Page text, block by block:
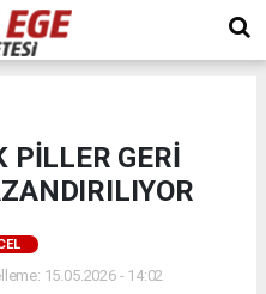
PİLLER GERİ
15.05.2026 - 14:02